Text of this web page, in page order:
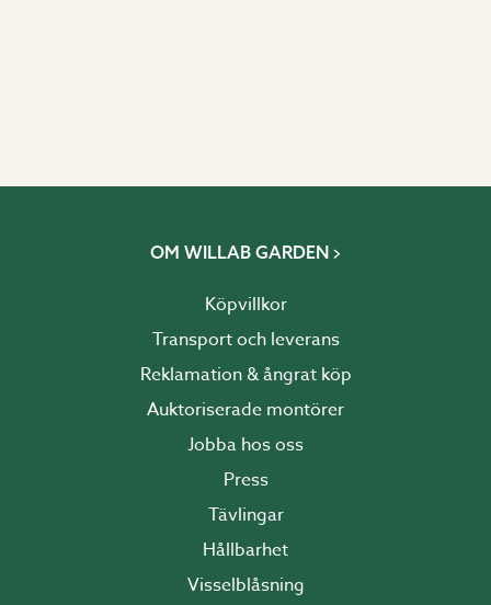
OM WILLAB GARDEN
Köpvillkor
Transport och leverans
Reklamation & ångrat köp
Auktoriserade montörer
Jobba hos oss
Press
Tävlingar
Hållbarhet
Visselblåsning